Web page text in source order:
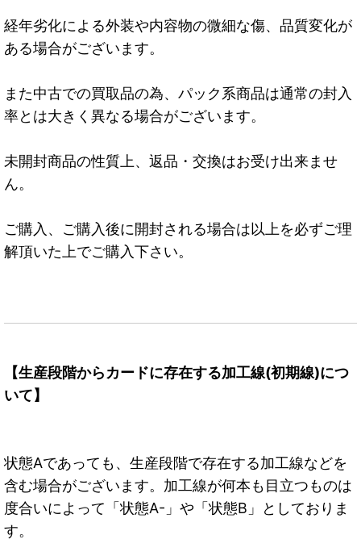
経年劣化による外装や内容物の微細な傷、品質変化が
ある場合がございます。
また中古での買取品の為、パック系商品は通常の封入
率とは大きく異なる場合がございます。
未開封商品の性質上、返品・交換はお受け出来ませ
ん。
ご購入、ご購入後に開封される場合は以上を必ずご理
解頂いた上でご購入下さい。
【生産段階からカードに存在する加工線(初期線)につ
いて】
状態Aであっても、生産段階で存在する加工線などを
含む場合がございます。加工線が何本も目立つものは
度合いによって「状態A-」や「状態B」としておりま
す。